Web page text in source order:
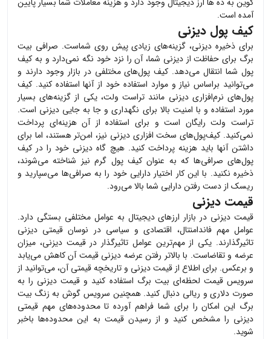
آمده است.
کیف پول دیزنی
برای ذخیره دیزنی، گزینه‌های زیادی پیش روی شماست. صرافی بیت
برگ برای حفاظت ازدیزنی شما، آن را نزد خود نگه نمی‌دارد و به کیف
پول شما انتقال می‌دهد. کیف پول‌های مختلفی در بازار وجود دارند و
می‌توانید براساس نیاز و موارد استفاده خود از آنها استفاده کنید. کیف
پول‌های نرم‌افزاریدیزنی مانند تراست ولت، یکی از گزینه‌های بسیار
مورد استفاده و با امنیت بالا برای نگهداری و جا به جایی دیزنی است.
تراست ولت رایگان است و برای استفاده از آن هزینه‌ای پرداخت
نمی‌کنید. کیف‌پول‌های سخت افزاریدیزنی نیز، امن‌تر هستند، اما برای
داشتن آنها باید هزینه پرداخت کنید. هیچ گاه دیزنی خود را در کیف
پول‌های صرافی‌ها که به عنوان کیف پول گرم نیز شناخته می‌شوند،
ذخیره نکنید. با این کار اختیار دارایی خود را به صرافی‌ها می‌سپارید و
ریسک از دست رفتن دارایی شما بالا می‌رود.
قیمت دیزنی
قیمت دیزنی در بازار ارزهای دیجیتال به عوامل مختلفی بستگی دارد.
عوامل مهم فاندامنتال، اقتصادی و سیاسی در نوسان قیمتی دیزنی
تاثیرگذارند. یکی از مهم‌ترین عوامل تاثیرگذار در قیمتدیزنی، میزان
عرضه و تقاضاست. با بالاتر رفتن عرضه دیزنی قیمت آن کاهش می‌یابد
و برعکس. برای اطلاع از قیمتدیزنی و تاریخچه قیمتی آن، می‌توانید از
سرویس قیمت لحظه‌ای بیت برگ استفاده کنید و قیمت دیزنی را به
صورت دلاری و ریالی دنبال کنید. همچنین سرویس گوش به زنگ بیت
برگ این امکان را برای شما فراهم آورده تا محدوده‌های مهم قیمتی
دیزنی را مشخص کنید و از رسیدن قیمت به این محدوده‌ها باخبر
شوید.